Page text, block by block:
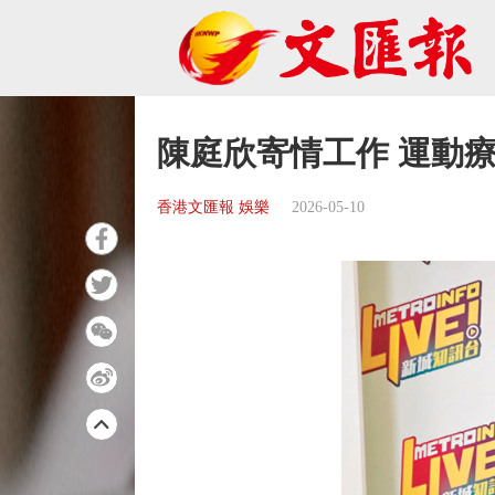
陳庭欣寄情工作 運動
香港文匯報 娛樂 2026-05-10